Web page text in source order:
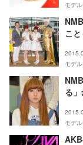
モデ
こと
モデ
る
モデ